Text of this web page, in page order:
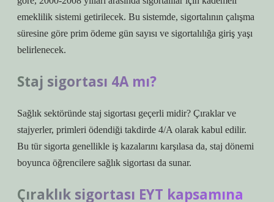
emeklilik sistemi getirilecek. Bu sistemde, sigortalının çalışma
süresine göre prim ödeme gün sayısı ve sigortalılığa giriş yaşı
belirlenecek.
Staj sigortası 4A mı?
Sağlık sektöründe staj sigortası geçerli midir? Çıraklar ve
stajyerler, primleri ödendiği takdirde 4/A olarak kabul edilir.
Bu tür sigorta genellikle iş kazalarını karşılasa da, staj dönemi
boyunca öğrencilere sağlık sigortası da sunar.
Çıraklık sigortası EYT kapsamına